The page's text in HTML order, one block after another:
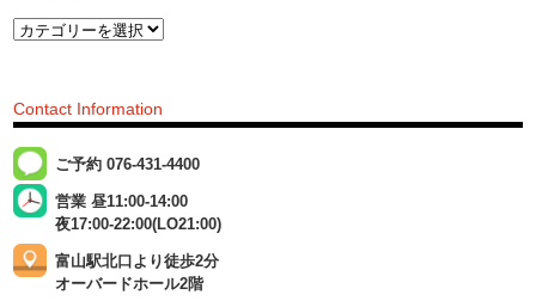
Contact Information
ご予約 076-431-4400
営業 昼11:00-14:00
夜17:00-22:00(LO21:00)
富山駅北口より徒歩2分
オーバードホール2階